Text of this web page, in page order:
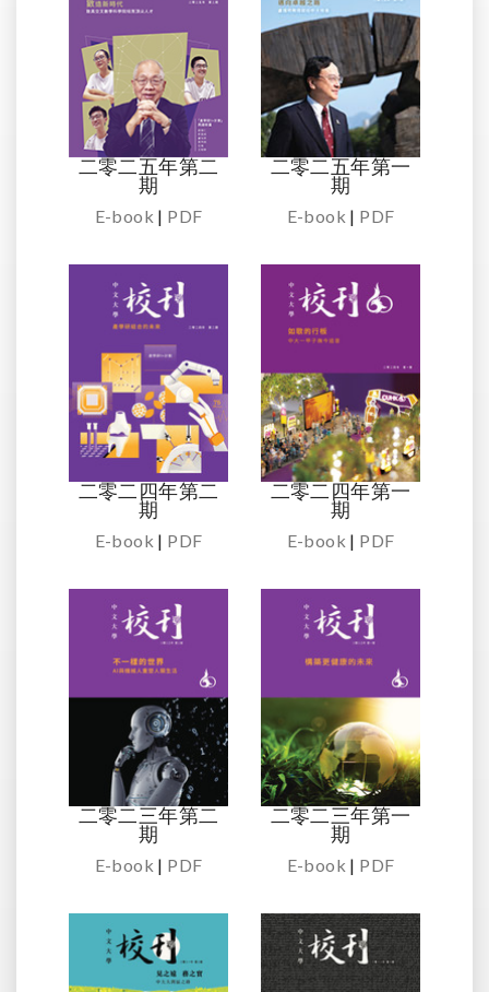
二零二五年第二
期
E-book | PDF
二零二五年第一
期
E-book | PDF
二零二四年第二
期
E-book | PDF
二零二四年第一
期
E-book | PDF
二零二三年第二
期
E-book | PDF
二零二三年第一
期
E-book | PDF